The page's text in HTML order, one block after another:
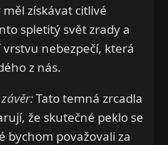
získávat citlivé
spletitý svět zrady a
nebezpečí, která
z nás.
Tato temná zrcadla
že skutečné peklo se
bychom považovali za